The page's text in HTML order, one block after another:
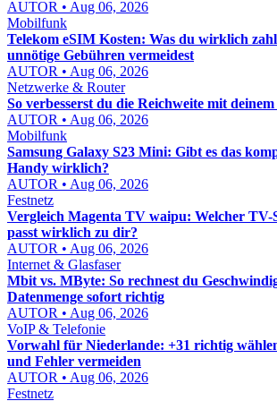
AUTOR • Aug 06, 2026
Mobilfunk
Telekom eSIM Kosten: Was du wirklich
unnötige Gebühren vermeidest
AUTOR • Aug 06, 2026
Netzwerke & Router
So verbesserst du die Reichweite mit
AUTOR • Aug 06, 2026
Mobilfunk
Samsung Galaxy S23 Mini: Gibt es das
Handy wirklich?
AUTOR • Aug 06, 2026
Festnetz
Vergleich Magenta TV waipu: Welcher TV-
passt wirklich zu dir?
AUTOR • Aug 06, 2026
Internet & Glasfaser
Mbit vs. MByte: So rechnest du
Datenmenge sofort richtig
AUTOR • Aug 06, 2026
VoIP & Telefonie
Vorwahl für Niederlande: +31 richtig
und Fehler vermeiden
AUTOR • Aug 06, 2026
Festnetz